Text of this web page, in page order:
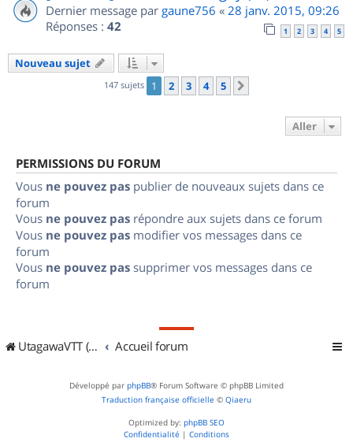
Dernier message par gaune756 « 28 janv. 2015, 09:26
Réponses : 42 1 2 3 4 5
Nouveau sujet
147 sujets 1 2 3 4 5
Aller
PERMISSIONS DU FORUM
Vous ne pouvez pas publier de nouveaux sujets dans ce
forum
Vous ne pouvez pas répondre aux sujets dans ce forum
Vous ne pouvez pas modifier vos messages dans ce
forum
Vous ne pouvez pas supprimer vos messages dans ce
forum
UtagawaVTT (Randos VTT et VTTAE avec traces GPS) Accueil forum
Développé par phpBB® Forum Software © phpBB Limited
Traduction française officielle © Qiaeru
Optimized by: phpBB SEO
Confidentialité | Conditions